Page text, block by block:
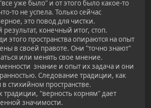
уже было" и от этого было какое-то
то не успела. Только сейчас
это повод для чистки.
конечный итог, стоп.
этого пространства опираются на опыт
в своей правоте. Они "точно знают"
или менять свое мнение.
знание и опыт их задача и они
Следование традиции, как
стихийном пространстве.
традиции, "верность корням" дает
значимости.